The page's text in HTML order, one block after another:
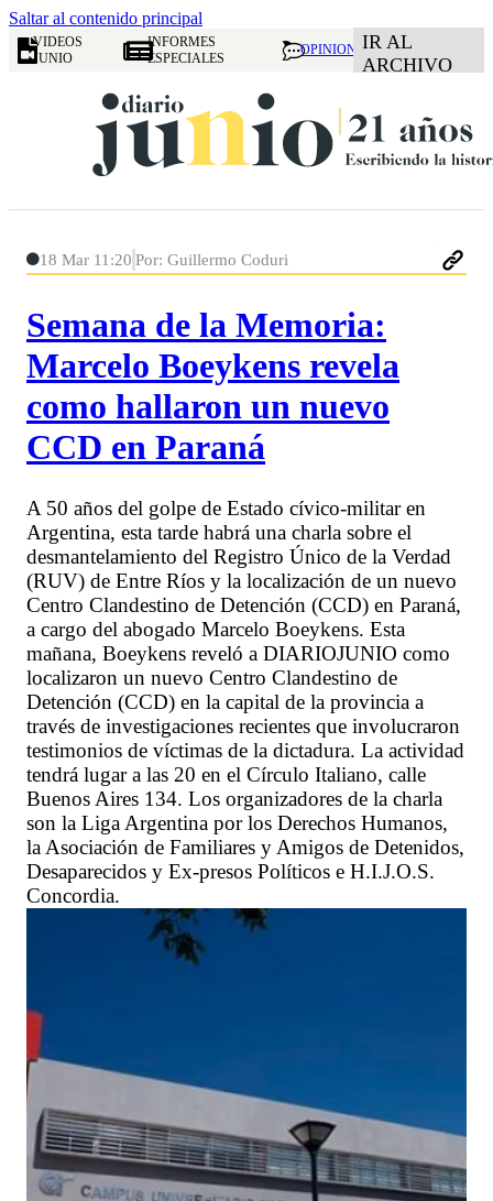
Saltar al contenido principal
VIDEOS
JUNIO
INFORMES
ESPECIALES
OPINION IR AL
ARCHIVO
18 Mar 11:20 Por: Guillermo Coduri
Semana de la Memoria:
Marcelo Boeykens revela
como hallaron un nuevo
CCD en Paraná
A 50 años del golpe de Estado cívico-militar en
Argentina, esta tarde habrá una charla sobre el
desmantelamiento del Registro Único de la Verdad
(RUV) de Entre Ríos y la localización de un nuevo
Centro Clandestino de Detención (CCD) en Paraná,
a cargo del abogado Marcelo Boeykens. Esta
mañana, Boeykens reveló a DIARIOJUNIO como
localizaron un nuevo Centro Clandestino de
Detención (CCD) en la capital de la provincia a
través de investigaciones recientes que involucraron
testimonios de víctimas de la dictadura. La actividad
tendrá lugar a las 20 en el Círculo Italiano, calle
Buenos Aires 134. Los organizadores de la charla
son la Liga Argentina por los Derechos Humanos,
la Asociación de Familiares y Amigos de Detenidos,
Desaparecidos y Ex-presos Políticos e H.I.J.O.S.
Concordia.